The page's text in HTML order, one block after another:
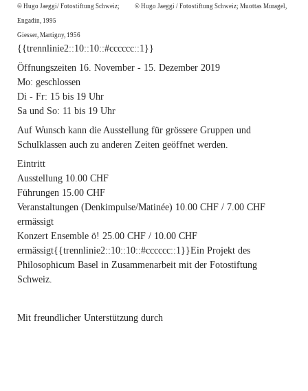
© Hugo Jaeggi/ Fotostiftung Schweiz; © Hugo Jaeggi / Fotostiftung Schweiz; Muottas Muragel,
Engadin, 1995
Giesser, Martigny, 1956
{{trennlinie2::10::10::#cccccc::1}}
Öffnungszeiten 16. November - 15. Dezember 2019
Mo: geschlossen
Di - Fr: 15 bis 19 Uhr
Sa und So: 11 bis 19 Uhr
Auf Wunsch kann die Ausstellung für grössere Gruppen und
Schulklassen auch zu anderen Zeiten geöffnet werden.
Eintritt
Ausstellung 10.00 CHF
Führungen 15.00 CHF
Veranstaltungen (Denkimpulse/Matinée) 10.00 CHF / 7.00 CHF
ermässigt
Konzert Ensemble ö! 25.00 CHF / 10.00 CHF
ermässigt{{trennlinie2::10::10::#cccccc::1}}Ein Projekt des
Philosophicum Basel in Zusammenarbeit mit der Fotostiftung
Schweiz.
Mit freundlicher Unterstützung durch